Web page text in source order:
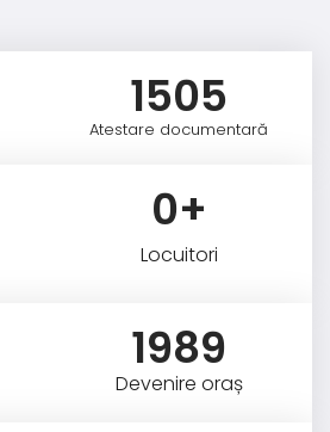
Atestare documentară
1505
Locuitori
0+
Devenire oraș
1989